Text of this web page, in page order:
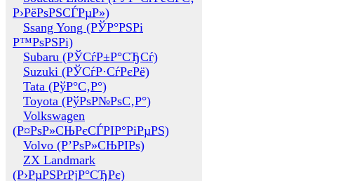
Р›РёРѕРЅСЃРµР»)
Ssang Yong (РЎР°РЅРі
Р™РѕРЅРі)
Subaru (РЎСѓР±Р°СЂСѓ)
Suzuki (РЎСѓР·СѓРєРё)
Tata (РўР°С‚Р°)
Toyota (РўРѕР№РѕС‚Р°)
Volkswagen
(Р¤РѕР»СЊРєСЃРІР°РіРµРЅ)
Volvo (Р’РѕР»СЊРІРѕ)
ZX Landmark
(Р›РµРЅРґРјР°СЂРє)